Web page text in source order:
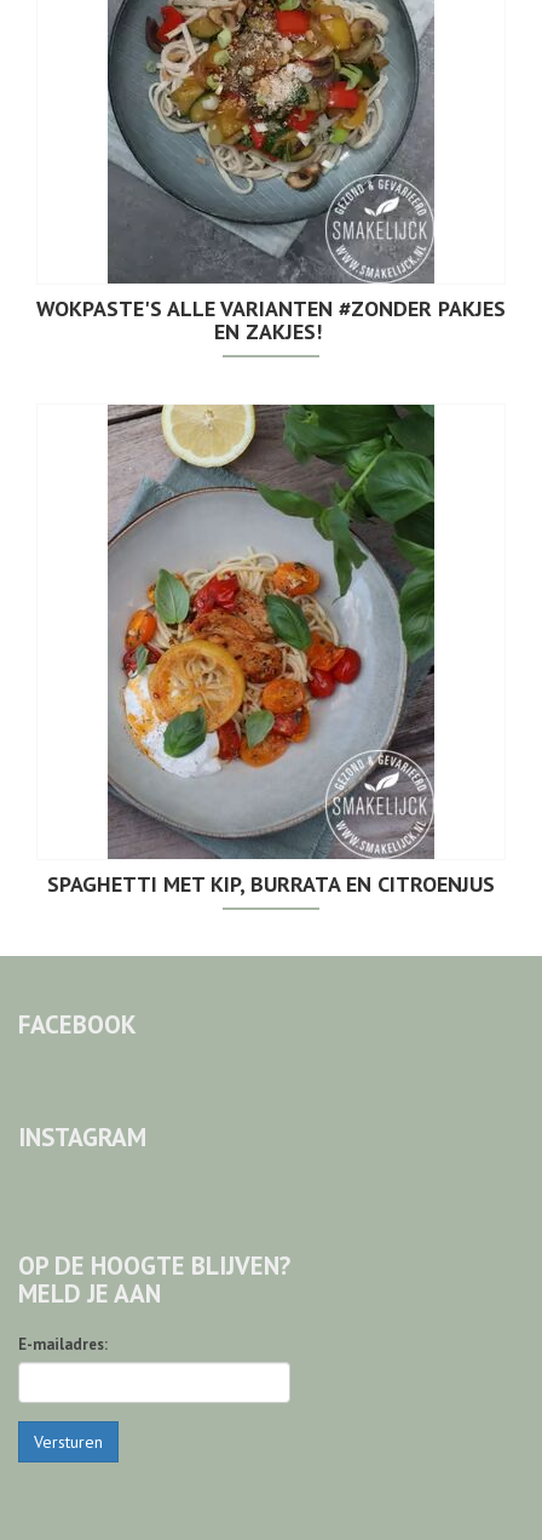
WOKPASTE'S ALLE VARIANTEN #ZONDER PAKJES
EN ZAKJES!
SPAGHETTI MET KIP, BURRATA EN CITROENJUS
FACEBOOK
INSTAGRAM
OP DE HOOGTE BLIJVEN?
MELD JE AAN
E-mailadres:
Versturen